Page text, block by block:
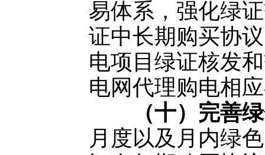
易体系，强化绿
证中长期购买协
电项目绿证核发
电网代理购电相
（十）完善
月度以及月内绿